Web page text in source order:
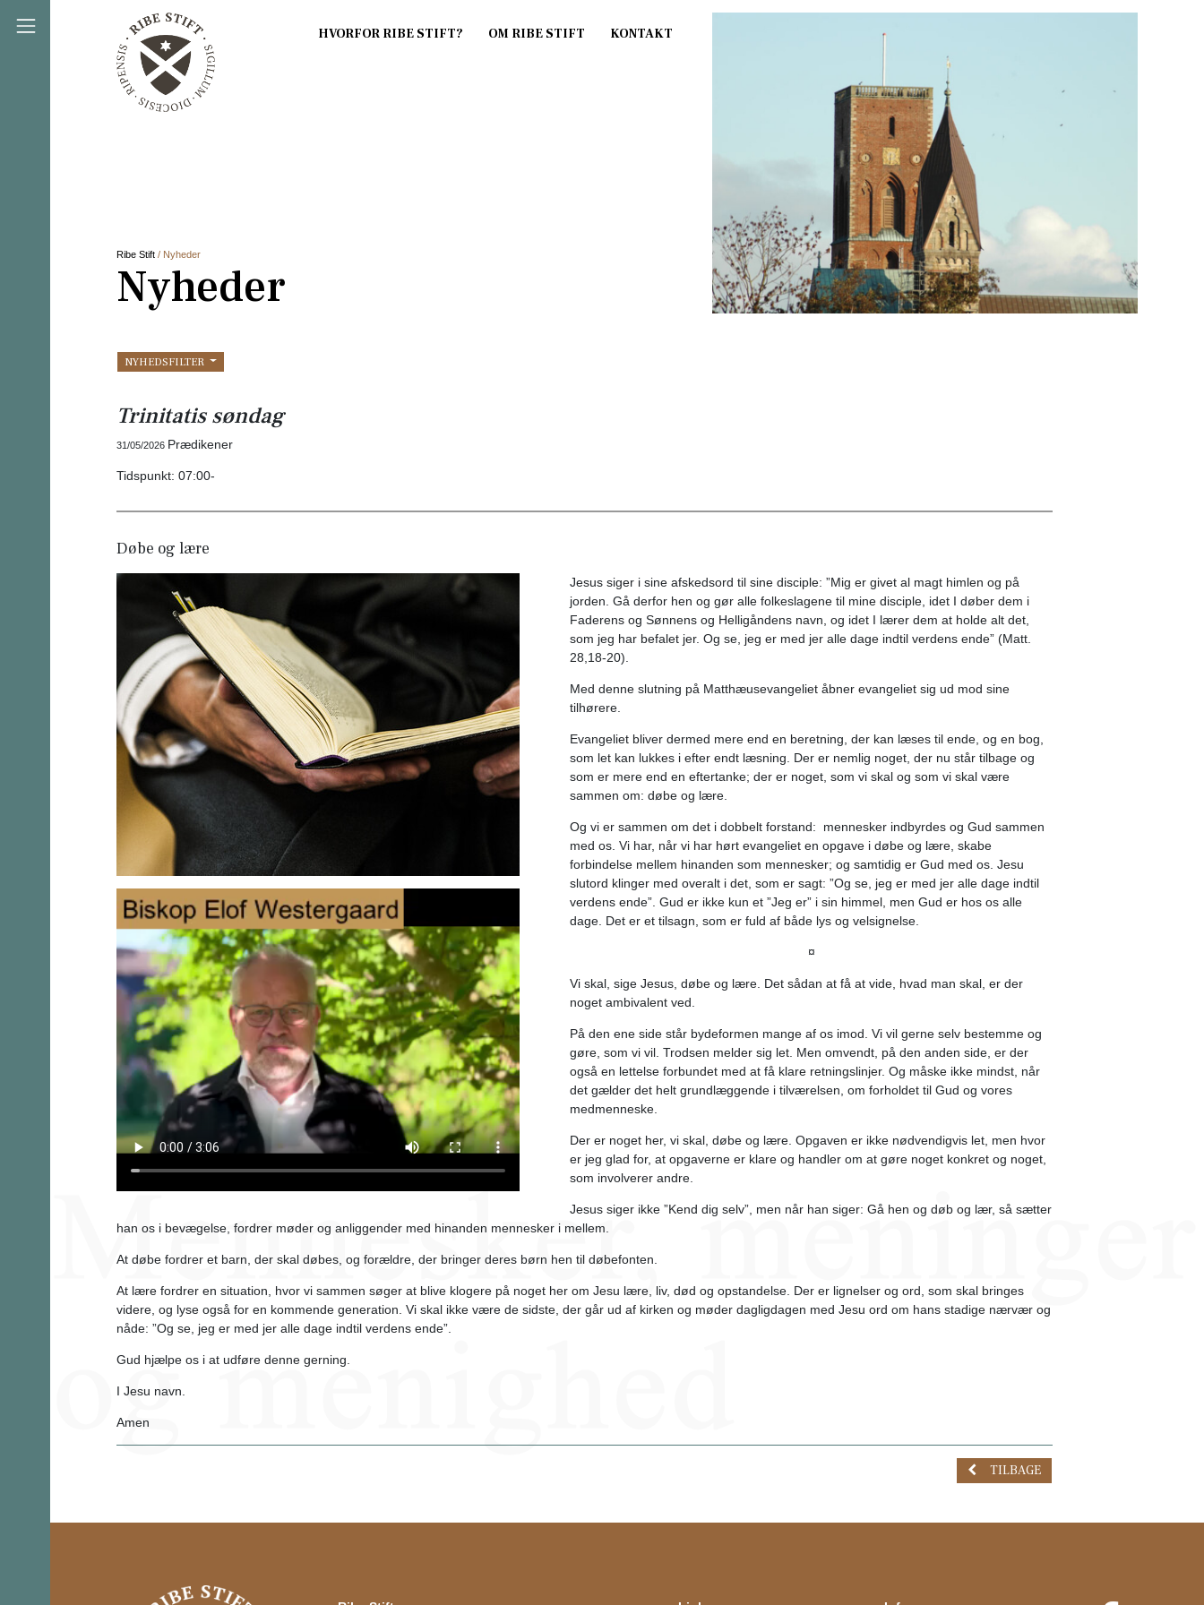
Direkte til indholdet
Ribe Stift / Nyheder
Nyheder
NYHEDSFILTER
Trinitatis søndag
31/05/2026 Prædikener
Tidspunkt: 07:00-
Døbe og lære
Jesus siger i sine afskedsord til sine disciple: ”Mig er givet al magt himlen og på
jorden. Gå derfor hen og gør alle folkeslagene til mine disciple, idet I døber dem i
Faderens og Sønnens og Helligåndens navn, og idet I lærer dem at holde alt det,
som jeg har befalet jer. Og se, jeg er med jer alle dage indtil verdens ende” (Matt.
28,18-20).
Med denne slutning på Matthæusevangeliet åbner evangeliet sig ud mod sine
tilhørere.
Evangeliet bliver dermed mere end en beretning, der kan læses til ende, og en bog,
som let kan lukkes i efter endt læsning. Der er nemlig noget, der nu står tilbage og
som er mere end en eftertanke; der er noget, som vi skal og som vi skal være
sammen om: døbe og lære.
Og vi er sammen om det i dobbelt forstand: mennesker indbyrdes og Gud sammen
med os. Vi har, når vi har hørt evangeliet en opgave i døbe og lære, skabe
forbindelse mellem hinanden som mennesker; og samtidig er Gud med os. Jesu
slutord klinger med overalt i det, som er sagt: ”Og se, jeg er med jer alle dage indtil
verdens ende”. Gud er ikke kun et ”Jeg er” i sin himmel, men Gud er hos os alle
dage. Det er et tilsagn, som er fuld af både lys og velsignelse.
¤
Vi skal, sige Jesus, døbe og lære. Det sådan at få at vide, hvad man skal, er der
noget ambivalent ved.
På den ene side står bydeformen mange af os imod. Vi vil gerne selv bestemme og
gøre, som vi vil. Trodsen melder sig let. Men omvendt, på den anden side, er der
også en lettelse forbundet med at få klare retningslinjer. Og måske ikke mindst, når
det gælder det helt grundlæggende i tilværelsen, om forholdet til Gud og vores
medmenneske.
Der er noget her, vi skal, døbe og lære. Opgaven er ikke nødvendigvis let, men hvor
er jeg glad for, at opgaverne er klare og handler om at gøre noget konkret og noget,
som involverer andre.
Jesus siger ikke ”Kend dig selv”, men når han siger: Gå hen og døb og lær, så sætter
han os i bevægelse, fordrer møder og anliggender med hinanden mennesker i mellem.
At døbe fordrer et barn, der skal døbes, og forældre, der bringer deres børn hen til døbefonten.
At lære fordrer en situation, hvor vi sammen søger at blive klogere på noget her om Jesu lære, liv, død og opstandelse. Der er lignelser og ord, som skal bringes
videre, og lyse også for en kommende generation. Vi skal ikke være de sidste, der går ud af kirken og møder dagligdagen med Jesu ord om hans stadige nærvær og
nåde: ”Og se, jeg er med jer alle dage indtil verdens ende”.
Gud hjælpe os i at udføre denne gerning.
I Jesu navn.
Amen
TILBAGE